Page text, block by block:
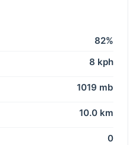
82%
8 kph
1019 mb
10.0 km
0